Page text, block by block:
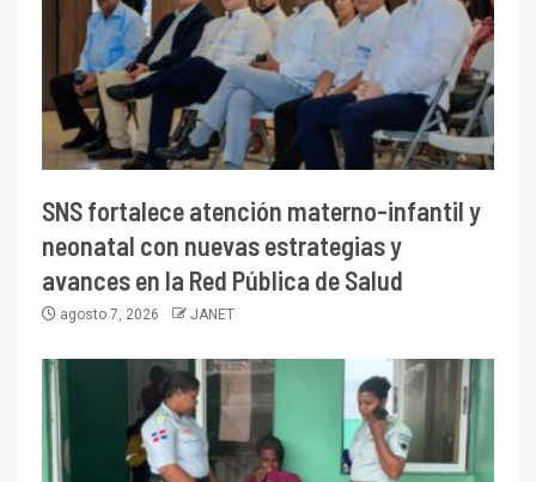
SNS fortalece atención materno-infantil y
neonatal con nuevas estrategias y
avances en la Red Pública de Salud
agosto 7, 2026 JANET